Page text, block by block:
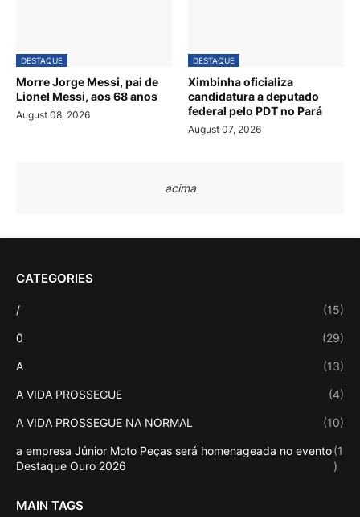
DESTAQUE
Morre Jorge Messi, pai de
Lionel Messi, aos 68 anos
August 08, 2026
DESTAQUE
Ximbinha oficializa
candidatura a deputado
federal pelo PDT no Pará
August 07, 2026
acima
CATEGORIES
/ (15)
0 (29)
A (13)
A VIDA PROSSEGUE (4)
A VIDA PROSSEGUE NA NORMAL (10)
a empresa Júnior Moto Peças será homenageada no evento
Destaque Ouro 2026
(1
)
MAIN TAGS